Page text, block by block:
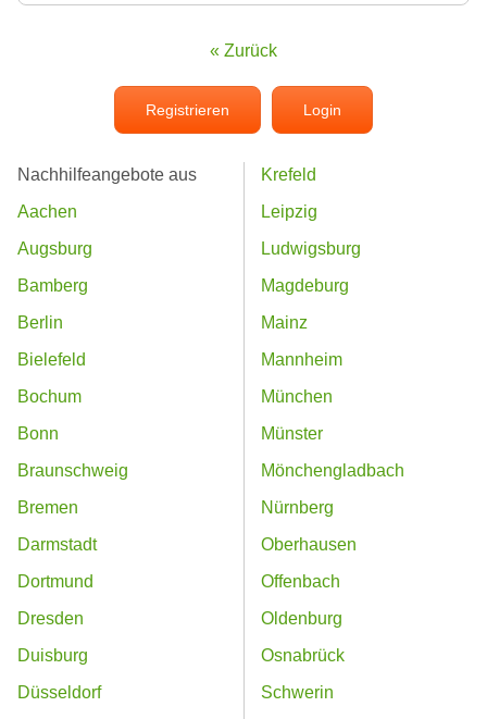
« Zurück
Registrieren Login
Nachhilfeangebote aus
Aachen
Augsburg
Bamberg
Berlin
Bielefeld
Bochum
Bonn
Braunschweig
Bremen
Darmstadt
Dortmund
Dresden
Duisburg
Düsseldorf
Krefeld
Leipzig
Ludwigsburg
Magdeburg
Mainz
Mannheim
München
Münster
Mönchengladbach
Nürnberg
Oberhausen
Offenbach
Oldenburg
Osnabrück
Schwerin